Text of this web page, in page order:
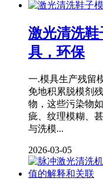
激光清洗
具，环保
一.模具生产残留
免地积累脱模剂
物，这些污染物
疵、纹理模糊、
与洗模...
2026-03-05